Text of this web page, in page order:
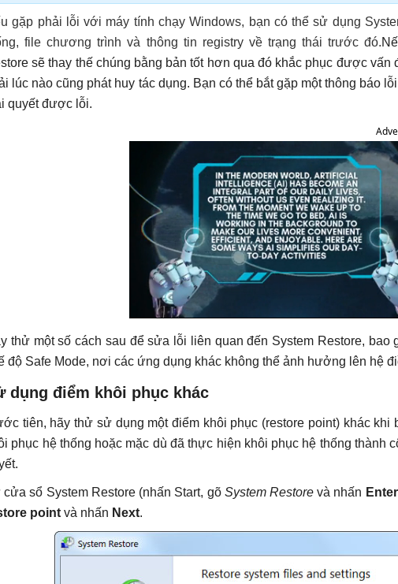
gặp phải lỗi với máy tính chạy Windows, bạn có thể sử dụng
file chương trình và thông tin registry về trạng thái trước đó.
sẽ thay thế chúng bằng bản tốt hơn qua đó khắc phục được vấn
lúc nào cũng phát huy tác dụng. Bạn có thể bắt gặp một thông báo
quyết được lỗi.
thử một số cách sau để sửa lỗi liên quan đến System Restore, bao
độ Safe Mode, nơi các ứng dụng khác không thể ảnh hưởng lên hệ
dụng điểm khôi phục khác
tiên, hãy thử sử dụng một điểm khôi phục (restore point) khác khi
phục hệ thống hoặc mặc dù đã thực hiện khôi phục hệ thống thành
cửa sổ System Restore (nhấn Start, gõ System Restore và nhấn Enter
point và nhấn Next.